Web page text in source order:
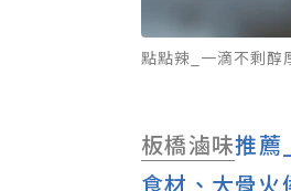
點點辣_一滴不剩醇
板橋滷味推薦
食材、大骨